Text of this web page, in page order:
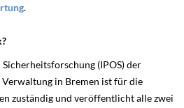
.
(IPOS) der
in Bremen ist für die
zuständig und veröffentlicht alle zwei